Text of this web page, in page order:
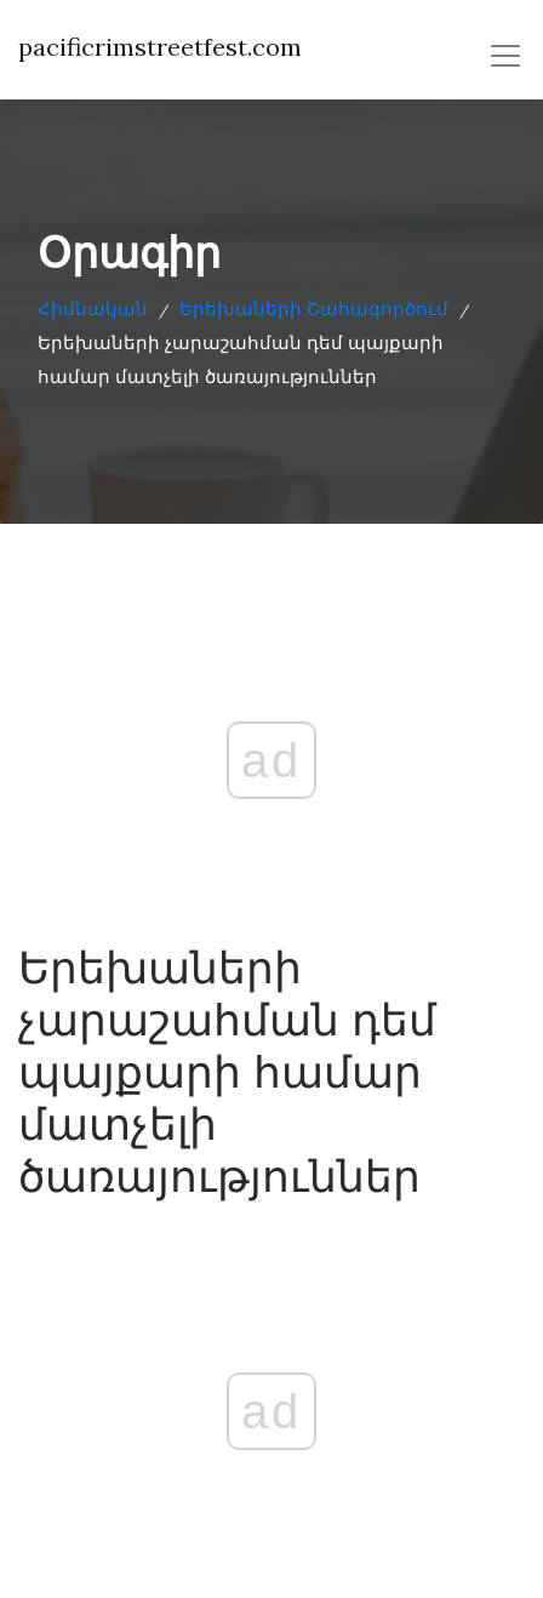
pacificrimstreetfest.com
Օրագիր
Հիմնական / Երեխաների Շահագործում /
Երեխաների չարաշահման դեմ պայքարի
համար մատչելի ծառայություններ
ad
Երեխաների
չարաշահման դեմ
պայքարի համար
մատչելի
ծառայություններ
ad